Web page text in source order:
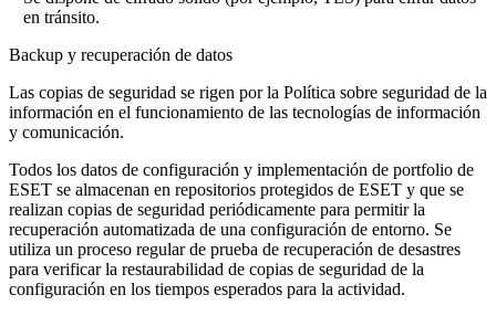
en tránsito.
Backup y recuperación de datos
Las copias de seguridad se rigen por la Política sobre seguridad de la
información en el funcionamiento de las tecnologías de información
y comunicación.
Todos los datos de configuración y implementación de portfolio de
ESET se almacenan en repositorios protegidos de ESET y que se
realizan copias de seguridad periódicamente para permitir la
recuperación automatizada de una configuración de entorno. Se
utiliza un proceso regular de prueba de recuperación de desastres
para verificar la restaurabilidad de copias de seguridad de la
configuración en los tiempos esperados para la actividad.